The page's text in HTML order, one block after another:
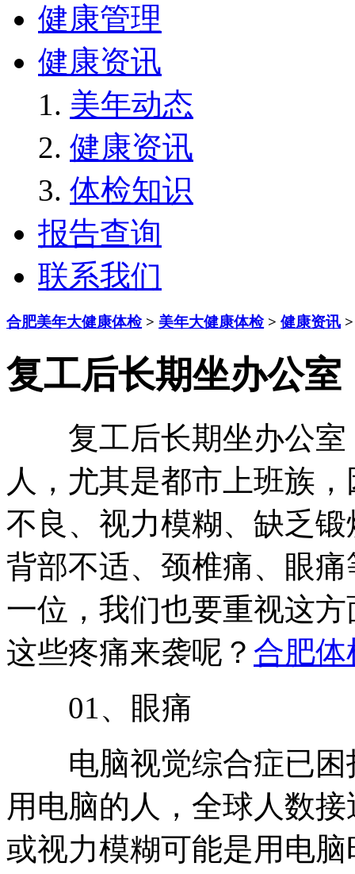
健康管理
健康资讯
美年动态
健康资讯
体检知识
报告查询
联系我们
合肥美年大健康体检> 美年大健康体检> 健康资讯 >
复工后长期坐办公
复工后长期坐办公室
人，尤其是都市上班族
不良、视力模糊、缺乏
背部不适、颈椎痛、眼
一位，我们也要重视这
这些疼痛来袭呢？ 合肥
01、眼痛
电脑视觉综合症已困
用电脑的人，全球人数
或视力模糊可能是用电